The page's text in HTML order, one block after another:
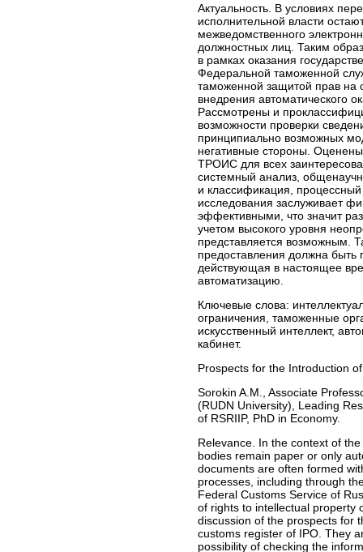
Актуальность. В условиях
исполнительной власти
межведомственного
должностных лиц. Таким
в рамках оказания
Федеральной таможенной
таможенной защитой прав на
внедрения автоматического
Рассмотрены и
возможности проверки
принципиально возможных
негативные стороны.
ТРОИС для всех
системный анализ,
и классификация,
исследования заслуживает
эффективными, что значит
учетом высокого уровня
представляется возможным.
предоставления должна быть
действующая в настоящее
автоматизацию.
Ключевые слова:
ограничения, таможенные
искусственный интеллект,
кабинет.
Prospects for the Introduction
Sorokin A.M., Associate
(RUDN University), Leading
of RSRIIP, PhD in Economy.
Relevance. In the context of
bodies remain paper or only
documents are often formed
processes, including through
Federal Customs Service of
of rights to intellectual property
discussion of the prospects for
customs register of IPO. They
possibility of checking the